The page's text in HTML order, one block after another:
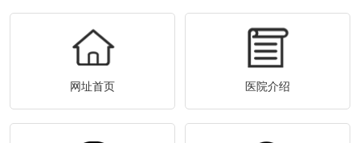
网址首页 医院介绍